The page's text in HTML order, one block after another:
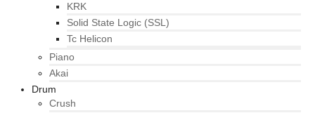
KRK
Solid State Logic (SSL)
Tc Helicon
Piano
Akai
Drum
Crush